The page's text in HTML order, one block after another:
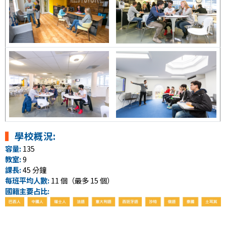
▍ 學校概況:
容量:135
教室:9
課長:45 分鐘
每班平均人數:11 個（最多 15 個）
國籍主要占比: